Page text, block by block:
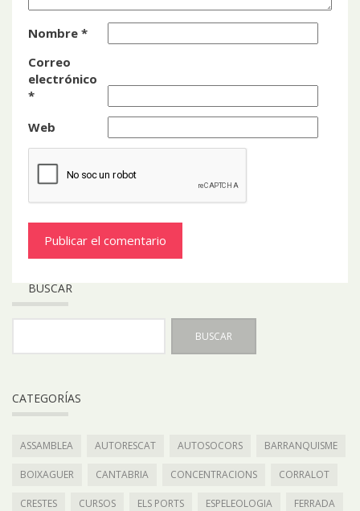
Nombre *
Correo
electrónico
*
Web
BUSCAR
CATEGORÍAS
ASSAMBLEA AUTORESCAT AUTOSOCORS BARRANQUISME
BOIXAGUER CANTABRIA CONCENTRACIONS CORRALOT
CRESTES CURSOS ELS PORTS ESPELEOLOGIA FERRADA